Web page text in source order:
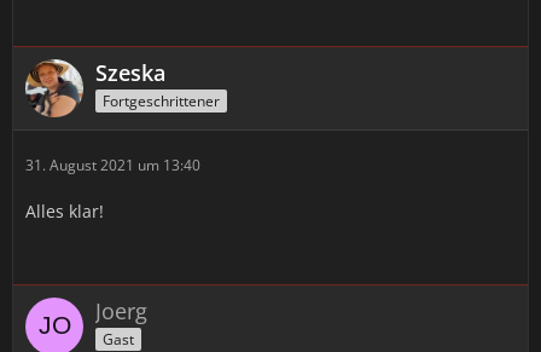
Szeska
Fortgeschrittener
31. August 2021 um 13:40
Alles klar!
Joerg
Gast